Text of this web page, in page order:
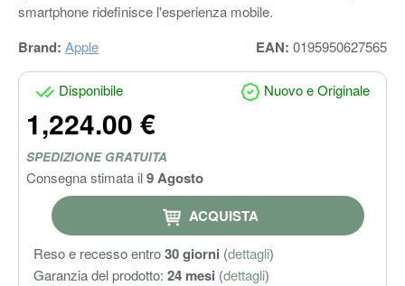
smartphone ridefinisce l'esperienza mobile.
Brand: Apple EAN: 0195950627565
Disponibile Nuovo e Originale
1,224.00 €
SPEDIZIONE GRATUITA
Consegna stimata il9 Agosto
ACQUISTA
Reso e recesso entro30 giorni (dettagli)
Garanzia del prodotto: 24 mesi (dettagli)